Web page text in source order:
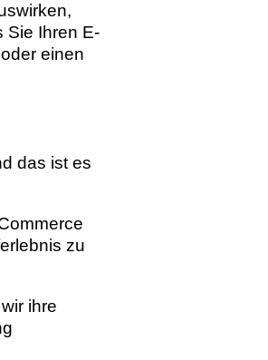
Sie Ihren E-
einen
das ist es
zu
ihre